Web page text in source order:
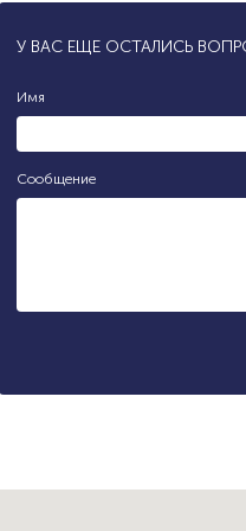
У ВАС ЕЩЕ ОСТАЛИСЬ
Имя
Сообщение